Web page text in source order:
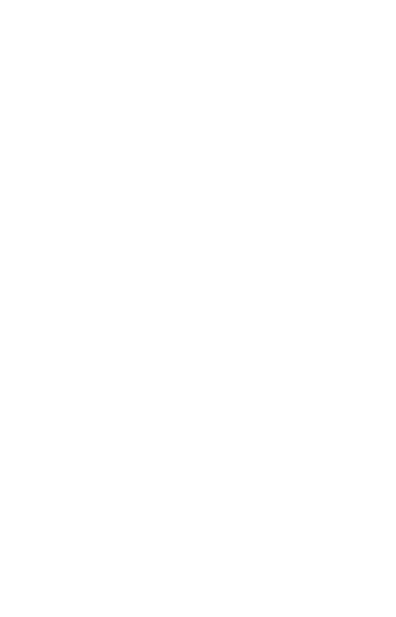
consultez <
la supprimer. La suppression d'une